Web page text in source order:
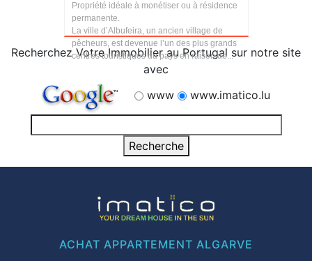
Propriété idéale à monétiser ou à résidence
permanente.
La ville d’Albufeira, un ancien village de
pêcheurs, est devenue l’un des plus grands
centres touristiques du pays en raison de...
Recherchez Votre Immobilier au Portugal sur notre site
avec
www
www.imatico.lu
ACHAT APPARTEMENT ALGARVE